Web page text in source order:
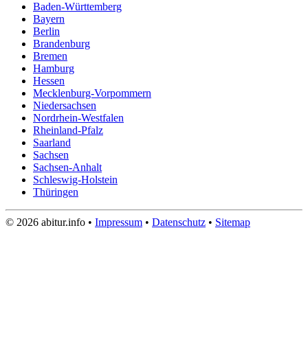
Baden-Württemberg
Bayern
Berlin
Brandenburg
Bremen
Hamburg
Hessen
Mecklenburg-Vorpommern
Niedersachsen
Nordrhein-Westfalen
Rheinland-Pfalz
Saarland
Sachsen
Sachsen-Anhalt
Schleswig-Holstein
Thüringen
© 2026 abitur.info • Impressum • Datenschutz • Sitemap